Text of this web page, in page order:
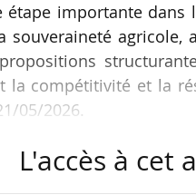
étape importante dans
souveraineté agricole,
la compétitivité et la
05/2026.
réagit à la
L'accès à cet